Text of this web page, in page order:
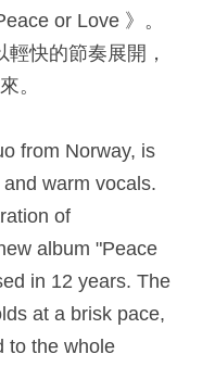
or Love 》。
快的節奏展開，
。​
from Norway, is
warm vocals.
of
album "Peace
in 12 years. The
at a brisk pace,
to the whole